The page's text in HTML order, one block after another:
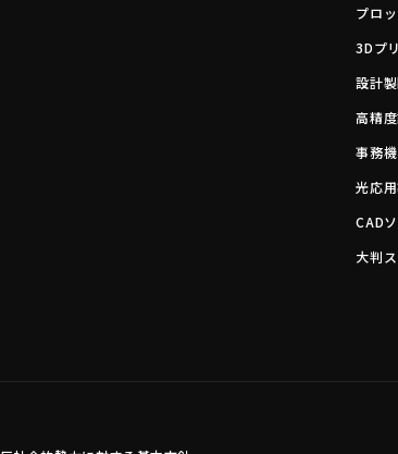
プロ
3Dプ
設計
高精
事務
光応
CAD
大判